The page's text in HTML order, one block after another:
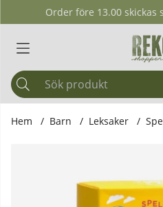
Order före 13.00 skickas
Hem Barn Leksaker
Produktbilder Nicotext -